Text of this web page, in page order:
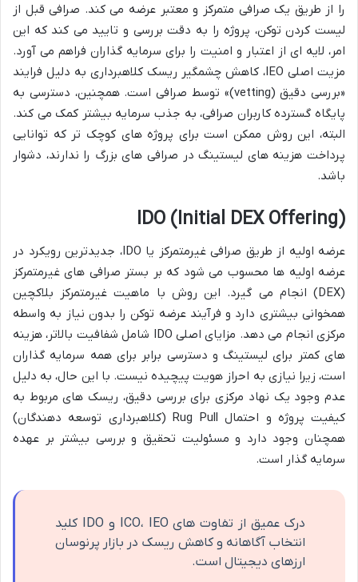
را از طریق یک صرافی متمرکز و معتبر عرضه می کند. صرافی قبل از
لیست کردن توکن، پروژه را به دقت بررسی و تایید می کند که این
امر، لایه ای از اعتبار و امنیت را برای سرمایه گذاران فراهم می آورد.
مزیت اصلی IEO، کاهش چشمگیر ریسک کلاهبرداری به دلیل فرایند
«بررسی دقیق (vetting)» توسط صرافی است. همچنین، دسترسی به
پایگاه گسترده کاربران صرافی، به جذب سرمایه بیشتر کمک می کند.
البته، این روش ممکن است برای پروژه های کوچک تر که توانایی
پرداخت هزینه های لیستینگ در صرافی های بزرگ را ندارند، دشوار
باشد.
IDO (Initial DEX Offering)
عرضه اولیه از طریق صرافی غیرمتمرکز یا IDO، جدیدترین رویکرد در
عرضه اولیه ها محسوب می شود که بر بستر صرافی های غیرمتمرکز
(DEX) انجام می گیرد. این روش با ماهیت غیرمتمرکز بلاکچین
همخوانی بیشتری دارد و فرآیند عرضه توکن را بدون نیاز به واسطه
مرکزی انجام می دهد. مزایای اصلی IDO شامل شفافیت بالاتر، هزینه
های کمتر برای لیستینگ و دسترسی برابر برای همه سرمایه گذاران
است، زیرا نیازی به احراز هویت پیچیده نیست. با این حال، به دلیل
عدم وجود یک نهاد مرکزی برای بررسی دقیق، ریسک های مربوط به
کیفیت پروژه و احتمال Rug Pull (کلاهبرداری توسعه دهندگان)
همچنان وجود دارد و مسئولیت تحقیق و بررسی بیشتر بر عهده
سرمایه گذار است.
درک عمیق از تفاوت های ICO، IEO و IDO کلید
انتخاب آگاهانه و کاهش ریسک در بازار پرنوسان
ارزهای دیجیتال است.